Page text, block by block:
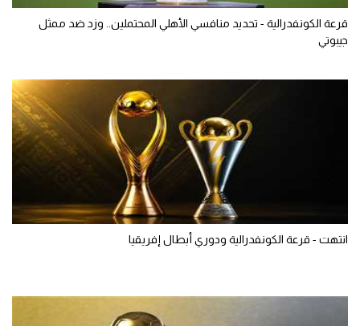
قرعة الكونفدرالية - تحديد منافسي الأهلي المحتملين.. وزد ضد ممثل
جيبوتي
انتهت - قرعة الكونفدرالية ودوري أبطال إفريقيا